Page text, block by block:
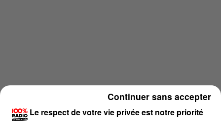
Le respect de votre vie privée est notre priorité
Continuer sans accepter